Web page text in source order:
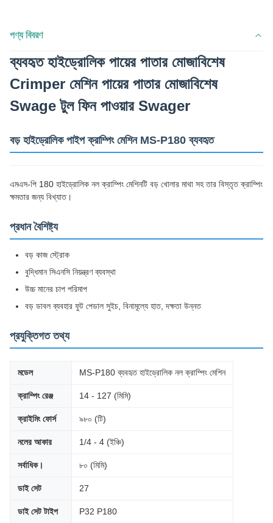
পণ্য বিবরণ
ব্যবহৃত হাইড্রোলিক পায়ের পাতার মোজাবিশেষ
Crimper মেশিন পায়ের পাতার মোজাবিশেষ
Swage টুল ফিন পাওয়ার Swager
বড় হাইড্রোলিক পাইপ ক্রাম্পিং মেশিন MS-P180 ব্যবহৃত
এমএস-পি 180 হাইড্রোলিক নল ক্রাম্পিং মেশিনটি বড় খোলার মাথা সহ তার বিস্তৃত ক্রাম্পিং
ক্ষমতার জন্য বিখ্যাত।
প্রধান বৈশিষ্ট্য
বড় কাজ স্ট্রোক
বুদ্ধিমান সিএনসি নিয়ন্ত্রণ ব্যবস্থা
উচ্চ মানের চাপ পরিমাপ
বড় ডাবল ব্যবহার ফুট পেডাল সুইচ, বিনামূল্যে হাত, দক্ষতা উন্নত
প্রযুক্তিগত তথ্য
মডেল MS-P180 ব্যবহৃত হাইড্রোলিক নল ক্রাম্পিং মেশিন
ক্রাম্পিং রেঞ্জ 14 - 127 (মিমি)
ক্রাইমিং ফোর্স ৯৮০ (টি)
নলের আকার 1/4 - 4 (ইঞ্চি)
সর্বাধিক। ৮০ (মিমি)
ডাই সেট 27
ডাই সেট টাইপ P32 P180